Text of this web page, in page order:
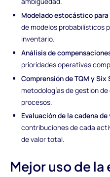
Modelado estocástico
de modelos probabilísticos
inventario.
Análisis de
prioridades operativas
Comprensión de TQM y Six
metodologías de gestión
procesos.
Evaluación de la cadena de
contribuciones de cada
de valor total.
Mejor uso de la